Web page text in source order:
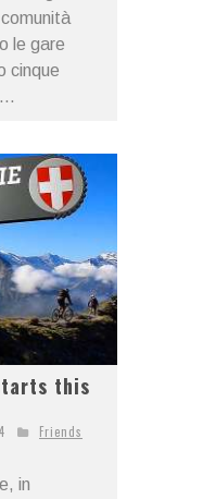
le gare
cinque
this
Friends
in